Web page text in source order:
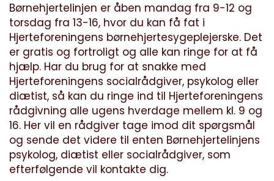
Børnehjertelinjen er åben mandag fra 9-12 og
torsdag fra 13-16, hvor du kan få fat i
Hjerteforeningens børnehjertesygeplejerske. Det
er gratis og fortroligt og alle kan ringe for at få
hjælp. Har du brug for at snakke med
Hjerteforeningens socialrådgiver, psykolog eller
diætist, så kan du ringe ind til Hjerteforeningens
rådgivning alle ugens hverdage mellem kl. 9 og
16. Her vil en rådgiver tage imod dit spørgsmål
og sende det videre til enten Børnehjertelinjens
psykolog, diætist eller socialrådgiver, som
efterfølgende vil kontakte dig.